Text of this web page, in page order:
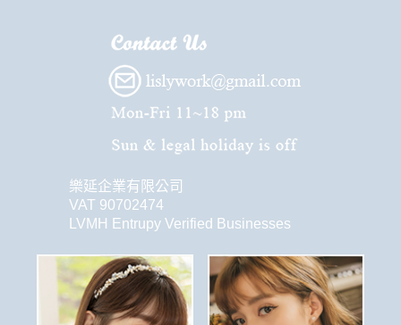
樂延企業有限公司
VAT 90702474
LVMH Entrupy Verified Businesses